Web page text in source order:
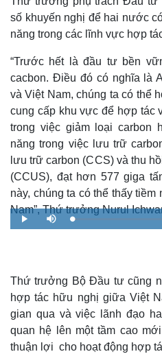
số khuyến nghị để hai nước
năng trong các lĩnh vực hợp
“Trước hết là đầu tư bền
cacbon. Điều đó có nghĩa là
và Việt Nam, chúng ta có thể
cung cấp khu vực để hợp tác
trong việc giảm loại carbon
năng trong việc lưu trữ
lưu trữ carbon (CCS) và thu
(CCUS), đạt hơn 577 giga
này, chúng ta có thể thấy
Nam”, Thứ trưởng Nurul
P
l
M
u
L
o
.
3
%
Thứ trưởng Bộ Đầu tư cũng
hợp tác hữu nghị giữa Việt
gian qua và việc lãnh đạo
quan hệ lên một tầm cao
thuận lợi cho hoạt động hợp